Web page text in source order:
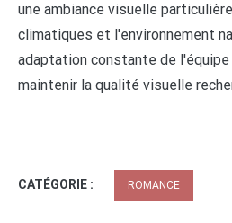
une ambiance visuelle
climatiques et l'environnement
adaptation constante de l'équipe
maintenir la qualité visuelle
CATÉGORIE : ROMANCE